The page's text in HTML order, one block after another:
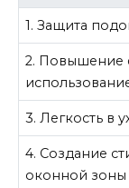
1. Защита
2. Повышение
3. Легкость в
4. Создание
оконной зоны